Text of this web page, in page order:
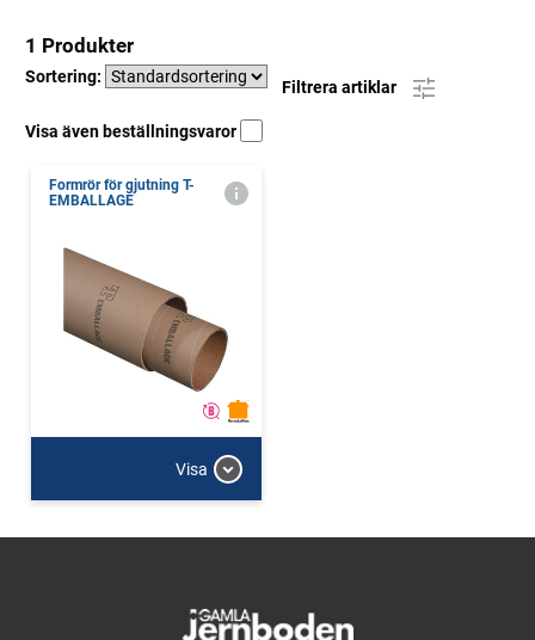
1 Produkter
Sortering:
Filtrera artiklar
Visa även beställningsvaror
Formrör för gjutning T-
EMBALLAGE
Visa